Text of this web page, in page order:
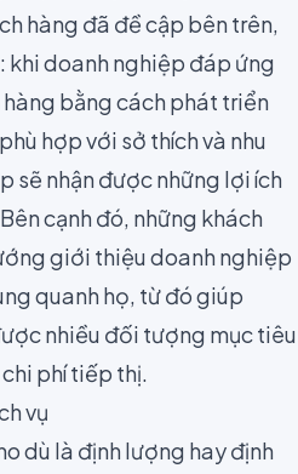
hàng đã đề cập bên trên,
khi doanh nghiệp đáp ứng
bằng cách phát triển
hợp với sở thích và nhu
sẽ nhận được những lợi ích
cạnh đó, những khách
giới thiệu doanh nghiệp
quanh họ, từ đó giúp
nhiều đối tượng mục tiêu
chi phí tiếp thị.
vụ
dù là định lượng hay định